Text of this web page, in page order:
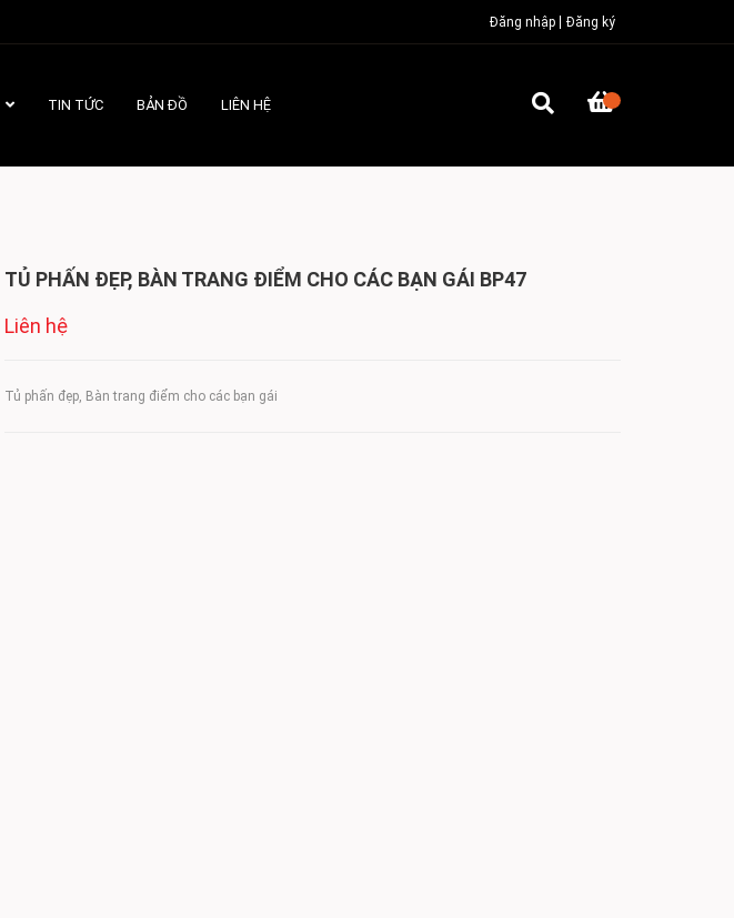
Đăng nhập Đăng ký
TIN TỨC BẢN ĐỒ LIÊN HỆ
TỦ PHẤN ĐẸP, BÀN TRANG ĐIỂM CHO CÁC BẠN GÁI BP47
Liên hệ
Tủ phấn đẹp, Bàn trang điểm cho các bạn gái